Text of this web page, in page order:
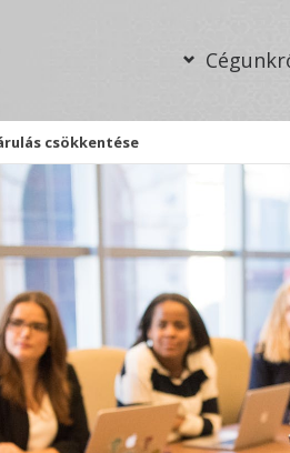
csökkentése